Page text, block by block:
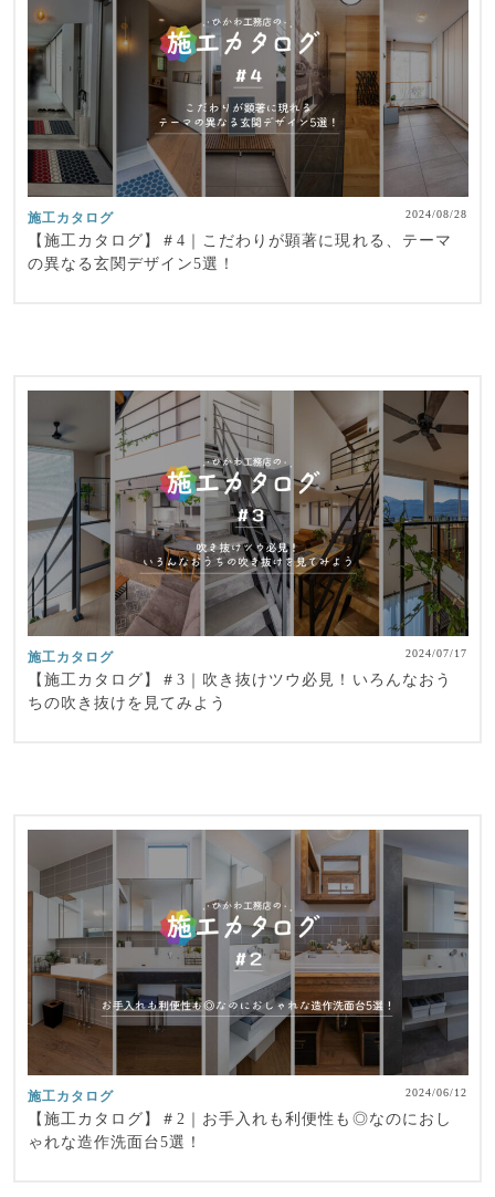
施工カタログ 2024/08/28
【施工カタログ】＃4｜こだわりが顕著に現れる、テーマ
の異なる玄関デザイン5選！
施工カタログ 2024/07/17
【施工カタログ】＃3｜吹き抜けツウ必見！いろんなおう
ちの吹き抜けを見てみよう
施工カタログ 2024/06/12
【施工カタログ】＃2｜お手入れも利便性も◎なのにおし
ゃれな造作洗面台5選！